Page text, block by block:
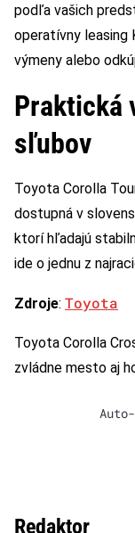
podľa vašich
operatívny leasing
výmeny alebo
Praktická
sľubov
Toyota Corolla
dostupná v
ktorí hľadajú
ide o jednu z
Zdroje: Toyota
Toyota Corolla
zvládne mesto aj
Redaktor